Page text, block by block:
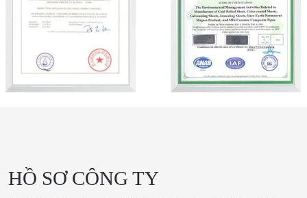
nuôi
Dự án ở nước
ngoài
HỒ SƠ CÔNG TY